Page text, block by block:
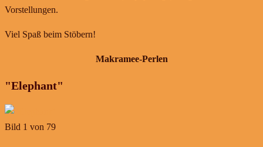
Vorstellungen.
Viel Spaß beim Stöbern!
Makramee-Perlen
"Elephant"
Bild 1 von 79